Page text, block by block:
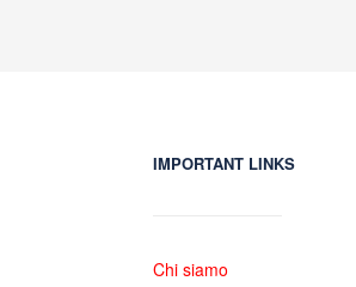
IMPORTANT LINKS
Chi siamo